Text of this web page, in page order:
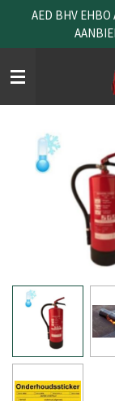
naar
de
hoofdinhoud
AED BHV EHBO